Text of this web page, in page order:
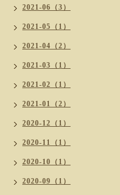
2021-06（3）
2021-05（1）
2021-04（2）
2021-03（1）
2021-02（1）
2021-01（2）
2020-12（1）
2020-11（1）
2020-10（1）
2020-09（1）